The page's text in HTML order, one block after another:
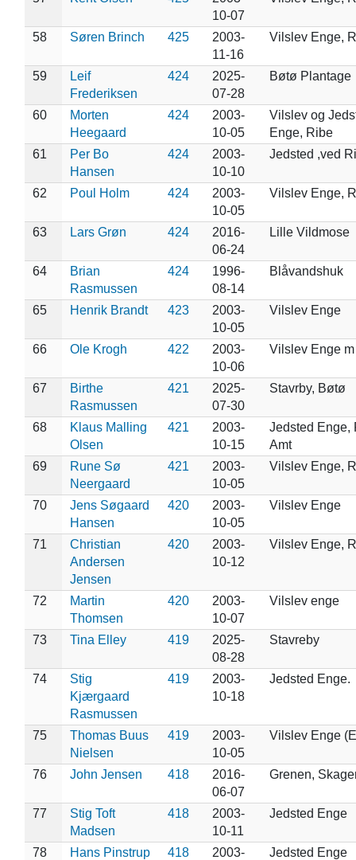
10-07
58 Søren Brinch 425
2003-
11-16
Vilslev Enge,
59
Leif
Frederiksen
424
2025-
07-28
Bøtø Plantage
60
Morten
Heegaard
424
2003-
10-05
Vilslev og
Enge, Ribe
61
Per Bo
Hansen
424
2003-
10-10
Jedsted ,ved
62 Poul Holm 424
2003-
10-05
Vilslev Enge,
63 Lars Grøn 424
2016-
06-24
Lille Vildmose
64
Brian
Rasmussen
424
1996-
08-14
Blåvandshuk
65 Henrik Brandt 423
2003-
10-05
Vilslev Enge
66 Ole Krogh 422
2003-
10-06
Vilslev Enge m
67
Birthe
Rasmussen
421
2025-
07-30
Stavrby, Bøtø
68
Klaus Malling
Olsen
421
2003-
10-15
Jedsted Enge,
Amt
69
Rune Sø
Neergaard
421
2003-
10-05
Vilslev Enge,
70
Jens Søgaard
Hansen
420
2003-
10-05
Vilslev Enge
71
Christian
Andersen
Jensen
420
2003-
10-12
Vilslev Enge,
72
Martin
Thomsen
420
2003-
10-07
Vilslev enge
73 Tina Elley 419
2025-
08-28
Stavreby
74
Stig
Kjærgaard
Rasmussen
419
2003-
10-18
Jedsted Enge.
75
Thomas Buus
Nielsen
419
2003-
10-05
Vilslev Enge
76 John Jensen 418
2016-
06-07
Grenen,
77
Stig Toft
Madsen
418
2003-
10-11
Jedsted Enge
78 Hans Pinstrup 418
2003-
Jedsted Enge